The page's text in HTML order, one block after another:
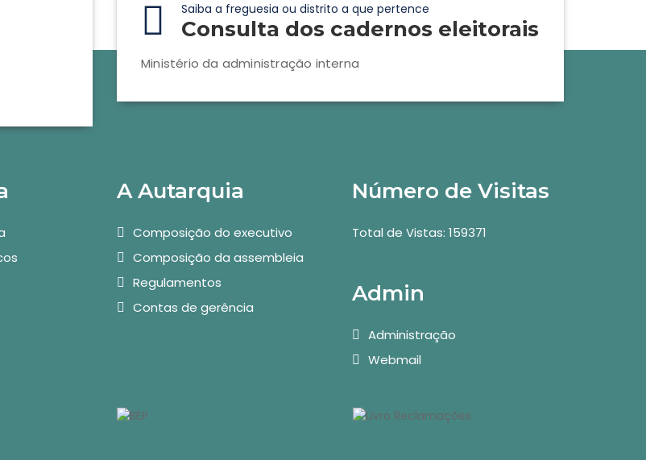
Saiba a freguesia ou distrito a que pertence
Consulta dos cadernos eleitorais
Ministério da administração interna
A Autarquia
Composição do executivo
Composição da assembleia
Regulamentos
Contas de gerência
Número de Visitas
Total de Vistas: 159371
Admin
Administração
Webmail